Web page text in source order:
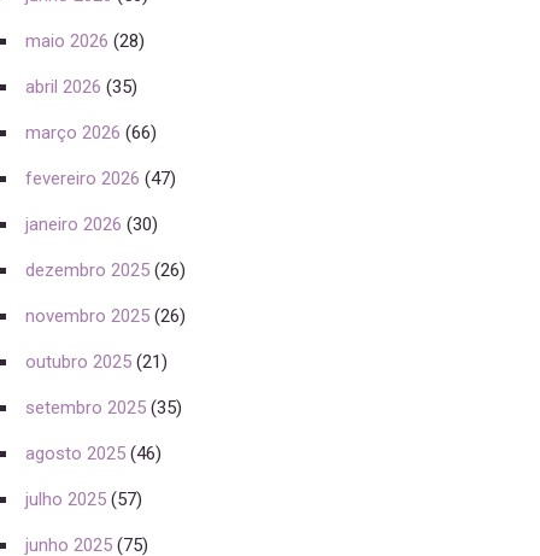
maio 2026 (28)
abril 2026 (35)
março 2026 (66)
fevereiro 2026 (47)
janeiro 2026 (30)
dezembro 2025 (26)
novembro 2025 (26)
outubro 2025 (21)
setembro 2025 (35)
agosto 2025 (46)
julho 2025 (57)
junho 2025 (75)